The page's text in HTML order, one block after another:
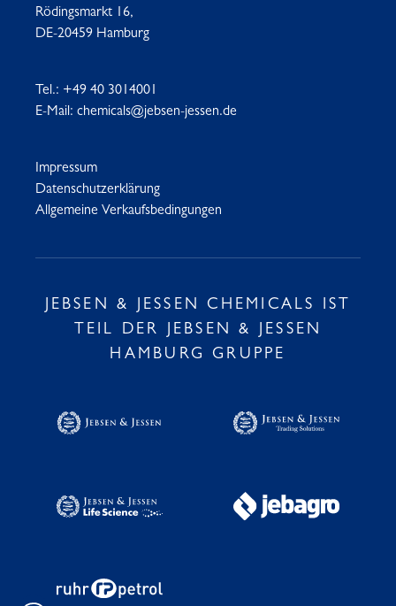
Rödingsmarkt 16,
DE-20459 Hamburg
Tel.: +49 40 3014001
E-Mail: chemicals@jebsen-jessen.de
Impressum
Datenschutzerklärung
Allgemeine Verkaufsbedingungen
JEBSEN & JESSEN CHEMICALS IST
TEIL DER JEBSEN & JESSEN
HAMBURG GRUPPE